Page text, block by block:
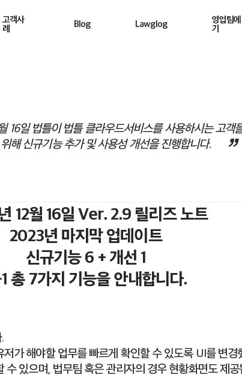
고객사
례 Blog Lawglog 영업팀
기
16일 법틀이 법틀 클라우드서비스를 사용하시는 고객
해 신규기능 추가 및 사용성 개선을 진행합니다.
12월 16일 Ver. 2.9 릴리즈 노트
2023년 마지막 업데이트
신규기능 6 + 개선 1
총 7가지 기능을 안내합니다.
가 해야할 업무를 빠르게 확인할 수 있도록 UI를 변경
있으며, 법무팀 혹은 관리자의 경우 현황화면도 제공